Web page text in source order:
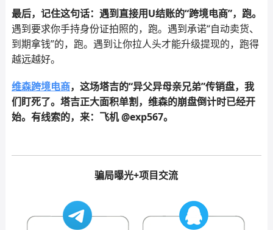
最后，记住这句话：遇到直接用U结账的“跨境电商”，跑。
遇到要求你手持身份证拍照的，跑。遇到承诺“自动卖货、
到期拿钱”的，跑。遇到让你拉人头才能升级提现的，跑得
越远越好。
维森跨境电商，这场塔吉的“异父异母亲兄弟”传销盘，我
们盯死了。塔吉正大面积单割，维森的崩盘倒计时已经开
始。有线索的，来：飞机 @exp567。
骗局曝光+项目交流